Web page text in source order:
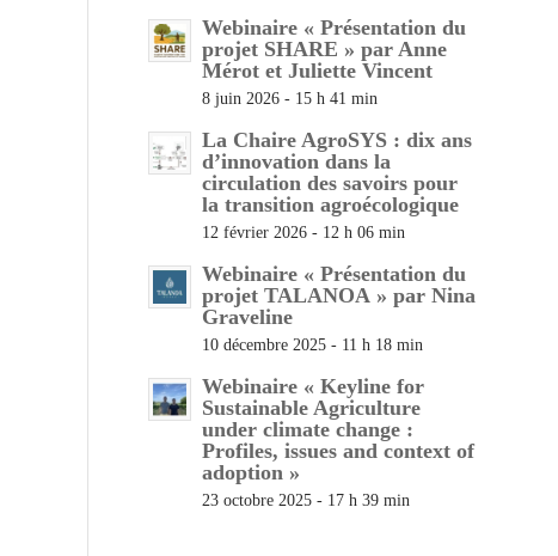
Webinaire « Présentation du
projet SHARE » par Anne
Mérot et Juliette Vincent
8 juin 2026 - 15 h 41 min
La Chaire AgroSYS : dix ans
d’innovation dans la
circulation des savoirs pour
la transition agroécologique
12 février 2026 - 12 h 06 min
Webinaire « Présentation du
projet TALANOA » par Nina
Graveline
10 décembre 2025 - 11 h 18 min
Webinaire « Keyline for
Sustainable Agriculture
under climate change :
Profiles, issues and context of
adoption »
23 octobre 2025 - 17 h 39 min